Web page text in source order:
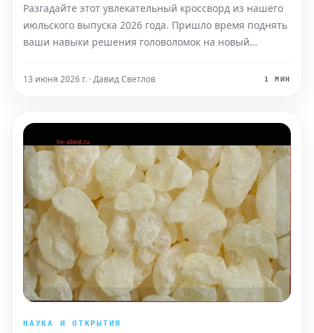
Разгадайте этот увлекательный кроссворд из нашего
июльского выпуска 2026 года. Пришло время поднять
ваши навыки решения головоломок на новый
13 июня 2026 г. · Давид Светлов 1 МИН
НАУКА И ОТКРЫТИЯ